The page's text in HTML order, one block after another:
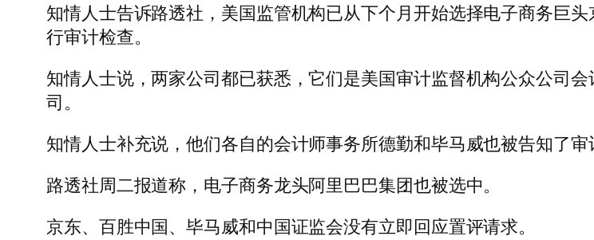
知情人士告诉路透社，美国监管机构已从下个月开始选择电子商务巨
行审计检查。
知情人士说，两家公司都已获悉，它们是美国审计监督机构公众公司
司。
知情人士补充说，他们各自的会计师事务所德勤和毕马威也被告知了
路透社周二报道称，电子商务龙头阿里巴巴集团也被选中。
京东、百胜中国、毕马威和中国证监会没有立即回应置评请求。